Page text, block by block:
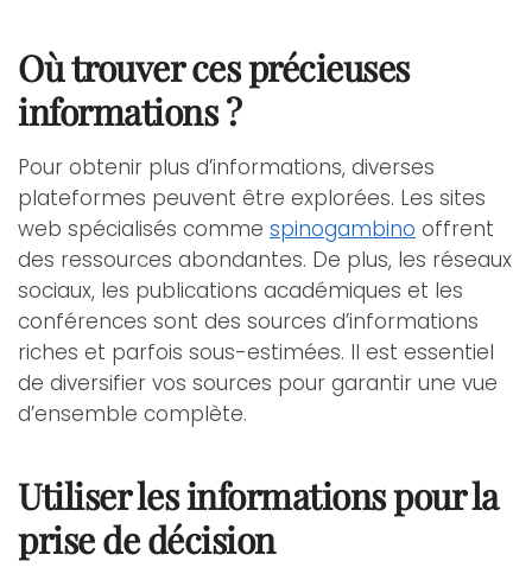
Où trouver ces précieuses
informations ?
Pour obtenir plus d’informations, diverses
plateformes peuvent être explorées. Les sites
web spécialisés comme spinogambino offrent
des ressources abondantes. De plus, les réseaux
sociaux, les publications académiques et les
conférences sont des sources d’informations
riches et parfois sous-estimées. Il est essentiel
de diversifier vos sources pour garantir une vue
d’ensemble complète.
Utiliser les informations pour la
prise de décision